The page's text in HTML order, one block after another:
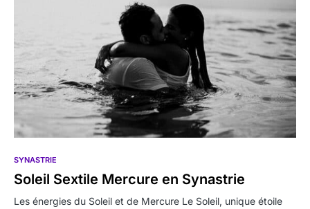
SYNASTRIE
Soleil Sextile Mercure en Synastrie
Les énergies du Soleil et de Mercure Le Soleil, unique étoile